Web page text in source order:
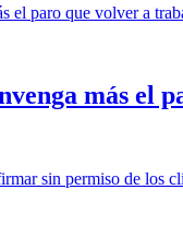
más